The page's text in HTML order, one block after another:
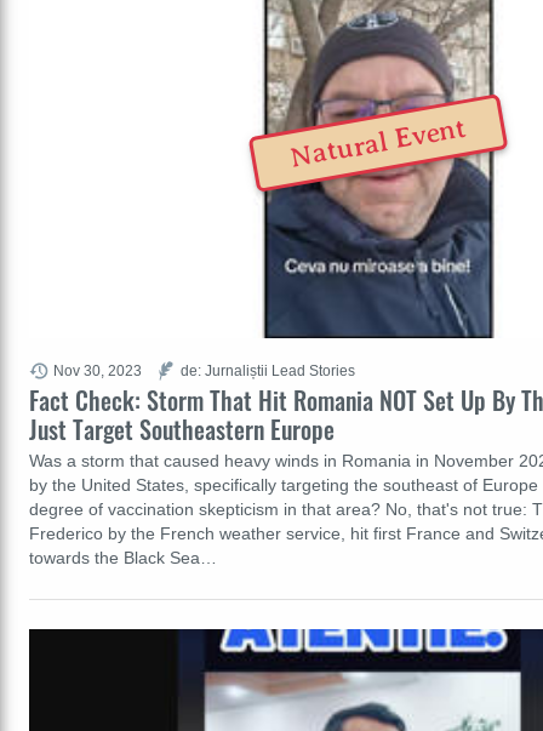
Fact Check: Storm That Hit Romania NOT Set Up By
Just Target Southeastern Europe
Was a storm that caused heavy winds in Romania in November
by the United States, specifically targeting the southeast of
degree of vaccination skepticism in that area? No, that's not true:
Frederico by the French weather service, hit first France and
towards the Black Sea…
Nov 30, 2023 de: Jurnaliștii Lead Stories
Natural Event